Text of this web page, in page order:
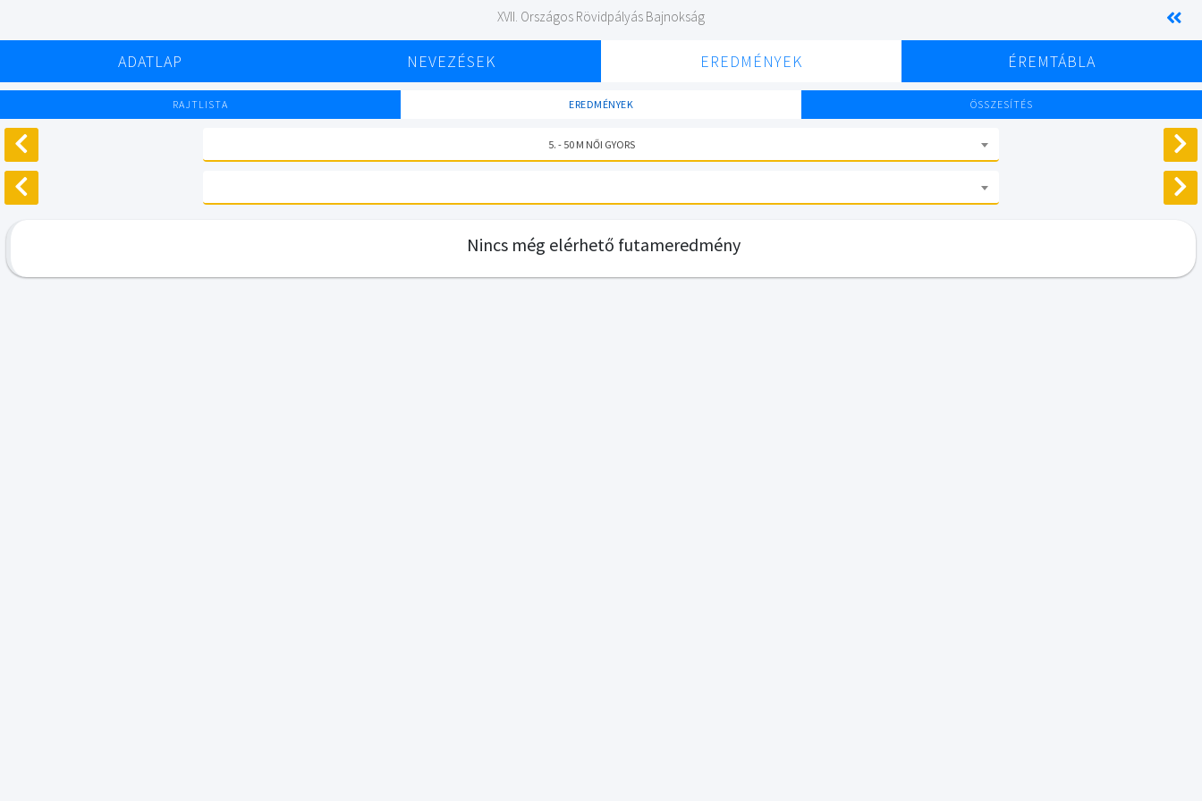
XVII. Országos Rövidpályás Bajnokság
ADATLAP NEVEZÉSEK EREDMÉNYEK ÉREMTÁBLA
RAJTLISTA EREDMÉNYEK ÖSSZESÍTÉS
5. - 50 M NŐI GYORS
Nincs még elérhető futameredmény